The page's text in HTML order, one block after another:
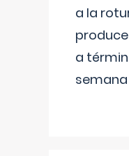
a la
a